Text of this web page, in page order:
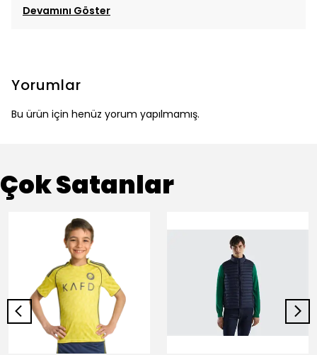
Devamını Göster
Yorumlar
Bu ürün için henüz yorum yapılmamış.
Çok Satanlar